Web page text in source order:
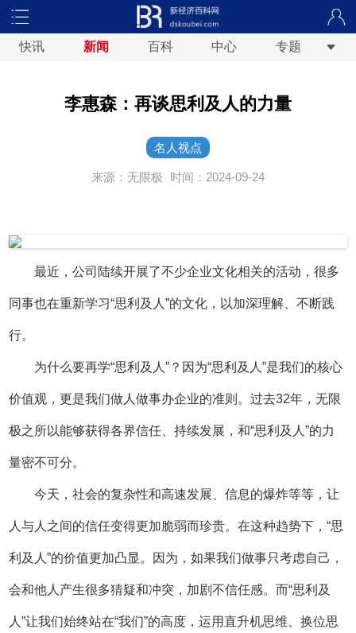
快讯 新闻 百科 中心 专题
李惠森：再谈思利及人的力量
名人视点
来源：无限极 时间：2024-09-24
最近，公司陆续开展了不少企业文化相关的活动，很多
同事也在重新学习“思利及人”的文化，以加深理解、不断践
行。
为什么要再学“思利及人”？因为“思利及人”是我们的核心
价值观，更是我们做人做事办企业的准则。过去32年，无限
极之所以能够获得各界信任、持续发展，和“思利及人”的力
量密不可分。
今天，社会的复杂性和高速发展、信息的爆炸等等，让
人与人之间的信任变得更加脆弱而珍贵。在这种趋势下，“思
利及人”的价值更加凸显。因为，如果我们做事只考虑自己，
会和他人产生很多猜疑和冲突，加剧不信任感。而“思利及
人”让我们始终站在“我们”的高度，运用直升机思维、换位思